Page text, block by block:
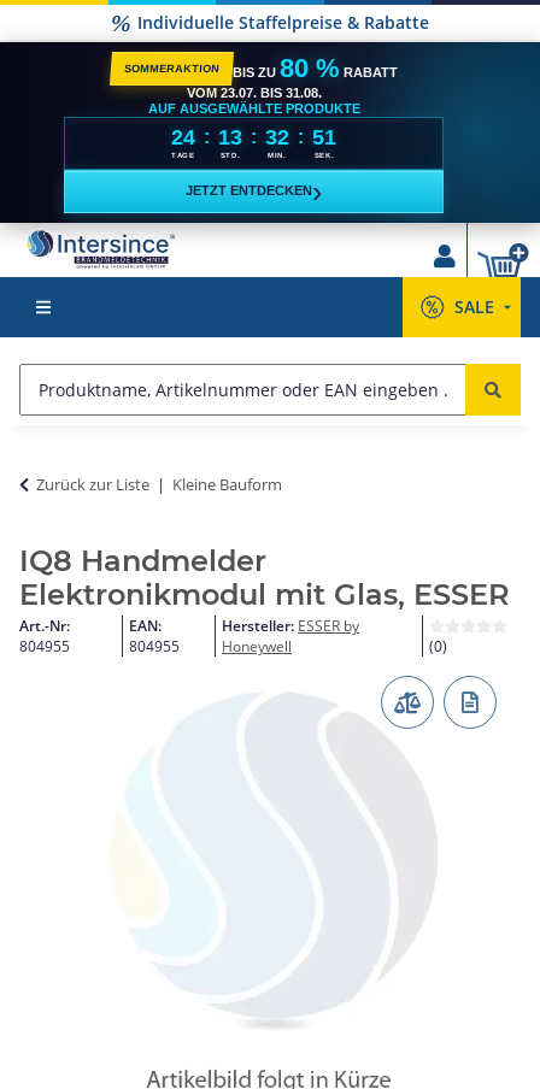
Versandkostenfrei ab 2500,- €**
SOMMERAKTION BIS ZU 80 % RABATT
VOM 23.07. BIS 31.08.
AUF AUSGEWÄHLTE PRODUKTE
24
TAGE
: 13
STD.
: 32
MIN.
: 51
SEK.
JETZT ENTDECKEN ›
SALE
Zurück zur Liste Kleine Bauform
IQ8 Handmelder
Elektronikmodul mit Glas, ESSER
Art.-Nr:
804955
EAN:
804955
Hersteller: ESSER by
Honeywell
(0)